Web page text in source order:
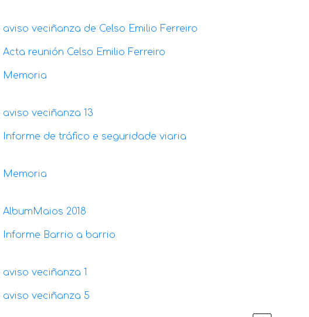
aviso veciñanza de Celso Emilio Ferreiro
Acta reunión Celso Emilio Ferreiro
Memoria
aviso veciñanza 13
Informe de tráfico e seguridade viaria
Memoria
AlbumMaios 2018
Informe Barrio a barrio
aviso veciñanza 1
aviso veciñanza 5